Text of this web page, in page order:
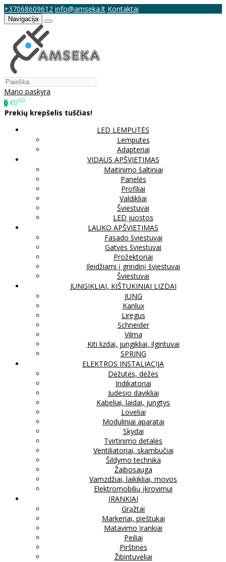
+37068609612 info@amseka.lt Kontaktai
Navigacija
Mano paskyra
0 €000
Prekių krepšelis tuščias!
LED LEMPUTĖS
Lemputės
Adapteriai
VIDAUS APŠVIETIMAS
Maitinimo šaltiniai
Panelės
Profiliai
Valdikliai
Šviestuvai
LED juostos
LAUKO APŠVIETIMAS
Fasado šviestuvai
Gatvės šviestuvai
Prožektoriai
Įleidžiami į grindinį šviestuvai
Šviestuvai
JUNGIKLIAI, KIŠTUKINIAI LIZDAI
JUNG
Kanlux
Liregus
Schneider
Vilma
Kiti lizdai, jungikliai, ilgintuvai
SPRING
ELEKTROS INSTALIACIJA
Dėžutės, dėžės
Indikatoriai
Judesio davikliai
Kabeliai, laidai, jungtys
Loveliai
Moduliniai aparatai
Skydai
Tvirtinimo detalės
Ventiliatoriai, skambučiai
Šildymo technika
Žaibosauga
Vamzdžiai, laikikliai, movos
Elektromobilių įkrovimui
ĮRANKIAI
Grąžtai
Markeriai, pieštukai
Matavimo Įrankiai
Peiliai
Pirštinės
Žibintuvėliai